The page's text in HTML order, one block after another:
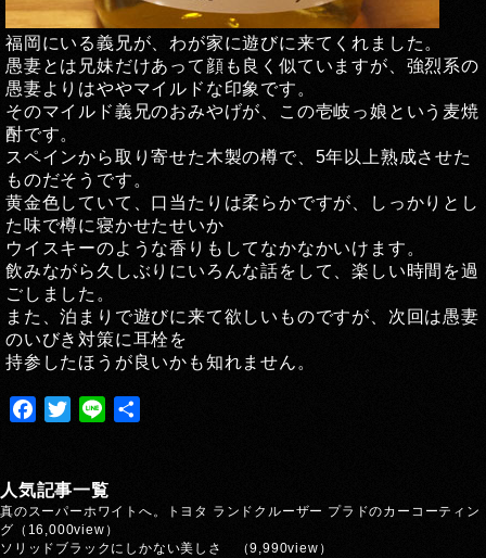
福岡にいる義兄が、わが家に遊びに来てくれました。
愚妻とは兄妹だけあって顔も良く似ていますが、強烈系の
愚妻よりはややマイルドな印象です。
そのマイルド義兄のおみやげが、この壱岐っ娘という麦焼
酎です。
スペインから取り寄せた木製の樽で、5年以上熟成させた
ものだそうです。
黄金色していて、口当たりは柔らかですが、しっかりとし
た味で樽に寝かせたせいか
ウイスキーのような香りもしてなかなかいけます。
飲みながら久しぶりにいろんな話をして、楽しい時間を過
ごしました。
また、泊まりで遊びに来て欲しいものですが、次回は愚妻
のいびき対策に耳栓を
持参したほうが良いかも知れません。
Facebook
Twitter
Line
人気記事一覧
真のスーパーホワイトへ。トヨタ ランドクルーザー プラドのカーコーティン
グ （16,000view）
ソリッドブラックにしかない美しさ
（9,990view）